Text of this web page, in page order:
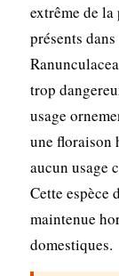
extrême de
présents
trop
usage
une floraison
aucun usage
Cette espèce
maintenue
domestiques.